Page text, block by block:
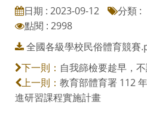
日期 : 2023-09-12 分類 :
點閱 : 2998
全國各級學校民俗體育競賽
下一則： 自我篩檢要趁早，
上一則： 教育部體育署 112
進研習課程實施計畫